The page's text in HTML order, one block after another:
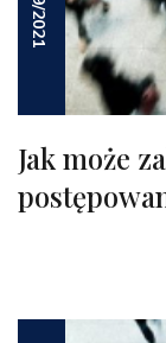
Jak może